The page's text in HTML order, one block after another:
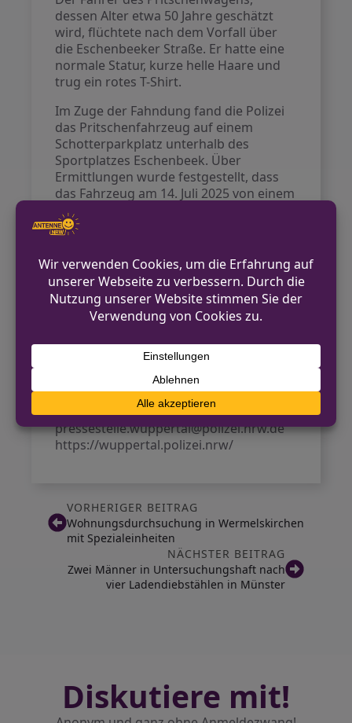
dessen Alter etwa 50 Jahre geschätzt
wird, flüchtete nach dem Vorfall über
die Eschenbeeker Straße. Er hatte eine
normale Statur, kurze helle Haare und
trug ein rotes T-Shirt.
Im Zuge der Fahndung fand die Polizei
das Pritschenfahrzeug auf einem
Schotterparkplatz unterhalb des
Sportplatzes Eschenbeek. Über
Ermittlungen wurde festgestellt, dass
das Fahrzeug am 14. Juli 2025 von einem
Gelände eines Krankenhauses in
Wuppertal-Barmen entwendet wurde.
Die Polizei bittet nun Zeugen, die
Hinweise zu dem flüchtigen Fahrer oder
dem Fahrzeug geben können, sich zu
melden.
Kontakt für Hinweise /
Pressestelle
Polizei Wuppertal
0202 284-0
pressestelle.wuppertal@polizei.nrw.de
https://wuppertal.polizei.nrw/
VORHERIGER BEITRAG
Wohnungsdurchsuchung in Wermelskirchen
mit Spezialeinheiten
NÄCHSTER BEITRAG
Zwei Männer in Untersuchungshaft nach
vier Ladendiebstählen in Münster
Diskutiere mit!